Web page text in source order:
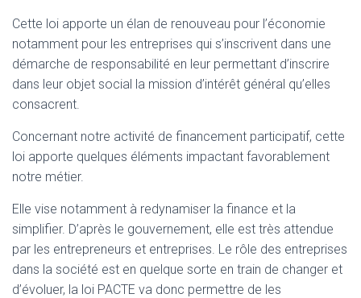
Cette loi apporte un élan de renouveau pour l’économie
notamment pour les entreprises qui s’inscrivent dans une
démarche de responsabilité en leur permettant d’inscrire
dans leur objet social la mission d’intérêt général qu’elles
consacrent.
Concernant notre activité de financement participatif, cette
loi apporte quelques éléments impactant favorablement
notre métier.
Elle vise notamment à redynamiser la finance et la
simplifier. D’après le gouvernement, elle est très attendue
par les entrepreneurs et entreprises. Le rôle des entreprises
dans la société est en quelque sorte en train de changer et
d’évoluer, la loi PACTE va donc permettre de les